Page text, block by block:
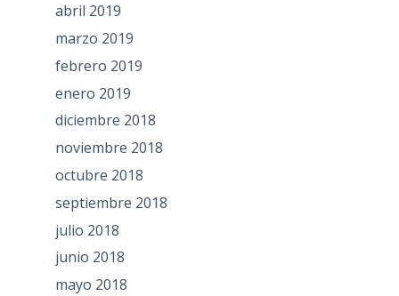
abril 2019
marzo 2019
febrero 2019
enero 2019
diciembre 2018
noviembre 2018
octubre 2018
septiembre 2018
julio 2018
junio 2018
mayo 2018